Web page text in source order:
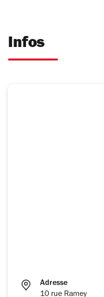
Infos
Adresse
10 rue Ramey